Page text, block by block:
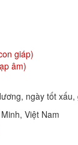
giáp)
âm)
ngày tốt
, Việt Nam